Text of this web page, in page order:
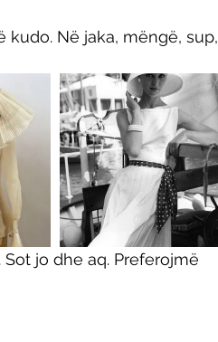
Në jaka, mëngë, sup,
jo dhe aq. Preferojmë